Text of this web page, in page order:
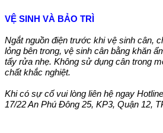
VỆ SINH VÀ BẢO TRÌ
Ngắt nguồn điện trước khi vệ sinh cân,
lỏng bên trong, vệ sinh cân bằng khăn
tẩy rửa nhẹ. Không sử dụng cân trong
chất khắc nghiệt.
Khi có sự cố vui lòng liên hệ ngay
17/22 An Phú Đông 25, KP3, Quận 12,